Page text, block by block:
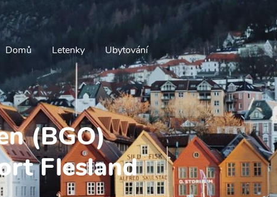
Domů Letenky Ubytování
(BGO)
Flesland